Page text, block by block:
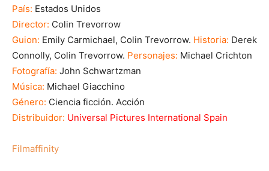
País: Estados Unidos
Director: Colin Trevorrow
Guion: Emily Carmichael, Colin Trevorrow. Historia: Derek
Connolly, Colin Trevorrow. Personajes: Michael Crichton
Fotografía: John Schwartzman
Música: Michael Giacchino
Género: Ciencia ficción. Acción
Distribuidor: Universal Pictures International Spain
Filmaffinity